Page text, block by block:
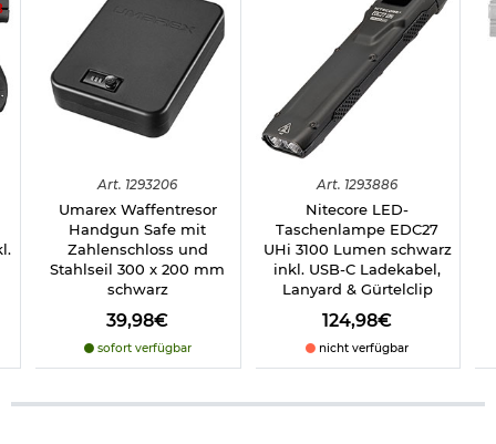
Herstellerinformationen:
Knallpatronen Black Blitz: Kotte & Zeller GmbH, Industriestr. 8,
DE, 95365, Rugendorf,info@kotte-zeller.de
Walther PPQ M2 Schreckschuss
: UMAREX GmbH & Co. KG,
Donnerfeld 2, DE, 59757, Arnsberg,contact@umarex.de
Art. 1293206
Umarex Waffentresor
Handgun Safe mit
Zahlenschloss und
Stahlseil 300 x 200 mm
schwarz
39,98€
sofort verfügbar
Art. 1293886
Nitecore LED-
Taschenlampe EDC27
UHi 3100 Lumen schwarz
inkl. USB-C Ladekabel,
Lanyard & Gürtelclip
124,98€
nicht verfügbar